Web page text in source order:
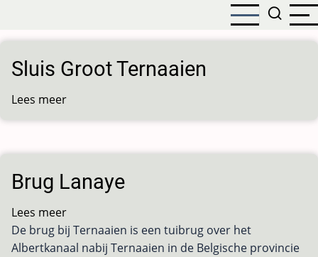
naar
de
inhoud
gaan
Sluis Groot Ternaaien
Lees meer
Ternaaien
Brug Lanaye
Lees meer
Brug
Lanaye
De brug bij Ternaaien is een tuibrug over het
Albertkanaal nabij Ternaaien in de Belgische provincie